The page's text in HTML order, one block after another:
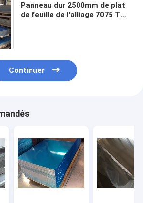
Panneau dur 2500mm de plat
de feuille de l'alliage 7075 T76
Continuer